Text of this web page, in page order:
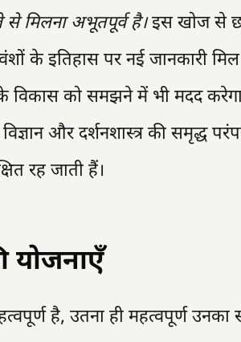
मिलना अभूतपूर्व है।इस खोज से
के इतिहास पर नई जानकारी
को समझने में भी मदद
और दर्शनशास्त्र की समृद्ध
रह जाती हैं।
योजनाएँ
है, उतना ही महत्वपूर्ण